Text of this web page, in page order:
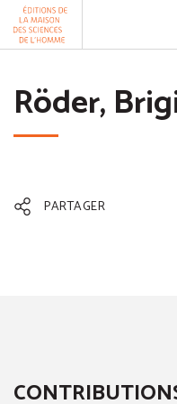
Aller au contenu
Röder,
PARTAGER
Panneau de gestion des